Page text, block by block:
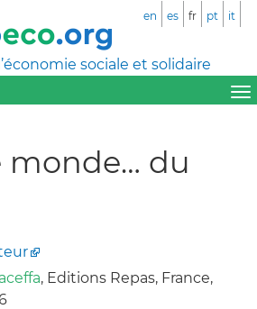
sociale et solidaire
en es fr pt it
monde… du
, Editions Repas, France,